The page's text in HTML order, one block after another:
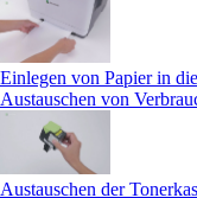
Einlegen von Papier in
Austauschen von
Austauschen der